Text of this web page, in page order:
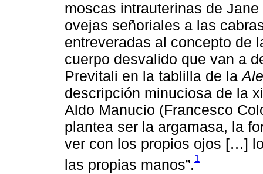
moscas intrauterinas de
ovejas señoriales a las
entreveradas al concepto de
cuerpo desvalido que van a
Previtali en la tablilla de la
descripción minuciosa de la
Aldo Manucio (Francesco
plantea ser la argamasa, la
ver con los propios ojos […]
las propias manos”.1